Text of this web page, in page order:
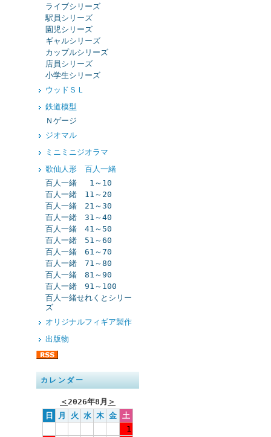
ライブシリーズ
駅員シリーズ
園児シリーズ
ギャルシリーズ
カップルシリーズ
店員シリーズ
小学生シリーズ
ウッドＳＬ
鉄道模型
Ｎゲージ
ジオマル
ミニミニジオラマ
歌仙人形 百人一緒
百人一緒 1～10
百人一緒 11～20
百人一緒 21～30
百人一緒 31～40
百人一緒 41～50
百人一緒 51～60
百人一緒 61～70
百人一緒 71～80
百人一緒 81～90
百人一緒 91～100
百人一緒せれくとシリー
ズ
オリジナルフィギア製作
出版物
カレンダー
＜2026年8月 ＞
日
月 火 水 木 金 土
1